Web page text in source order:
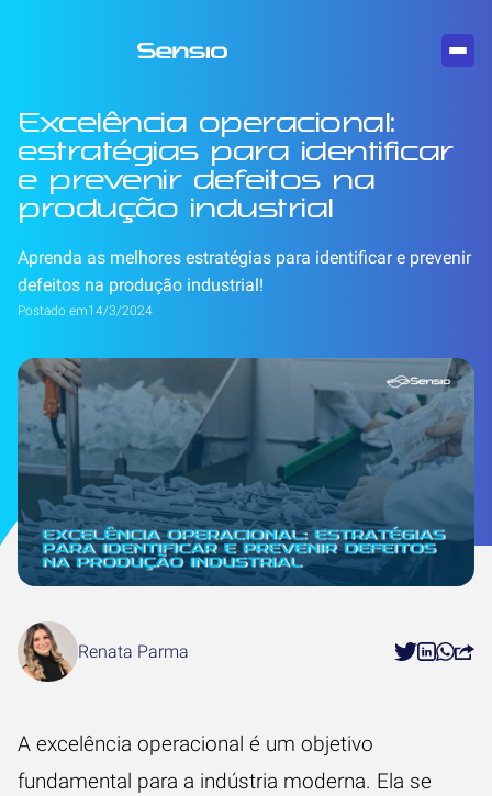
Excelência operacional:
estratégias para identificar
e prevenir defeitos na
produção industrial
Aprenda as melhores estratégias para identificar e prevenir
defeitos na produção industrial!
Postado em14/3/2024
Renata Parma
A excelência operacional é um objetivo
fundamental para a indústria moderna. Ela se